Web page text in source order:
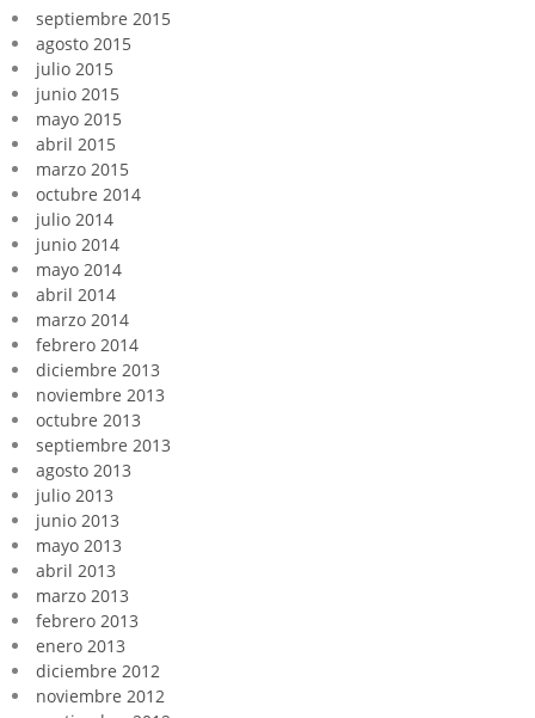
septiembre 2015
agosto 2015
julio 2015
junio 2015
mayo 2015
abril 2015
marzo 2015
octubre 2014
julio 2014
junio 2014
mayo 2014
abril 2014
marzo 2014
febrero 2014
diciembre 2013
noviembre 2013
octubre 2013
septiembre 2013
agosto 2013
julio 2013
junio 2013
mayo 2013
abril 2013
marzo 2013
febrero 2013
enero 2013
diciembre 2012
noviembre 2012